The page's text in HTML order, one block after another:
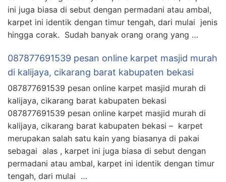
ini juga biasa di sebut dengan permadani atau ambal,
karpet ini identik dengan timur tengah, dari mulai jenis
hingga corak. Sudah banyak orang orang yang …
087877691539 pesan online karpet masjid murah
di kalijaya, cikarang barat kabupaten bekasi
087877691539 pesan online karpet masjid murah di
kalijaya, cikarang barat kabupaten bekasi
087877691539 pesan online karpet masjid murah di
kalijaya, cikarang barat kabupaten bekasi – karpet
merupakan salah satu kain yang biasanya di pakai
sebagai alas , karpet ini juga biasa di sebut dengan
permadani atau ambal, karpet ini identik dengan timur
tengah, dari mulai …